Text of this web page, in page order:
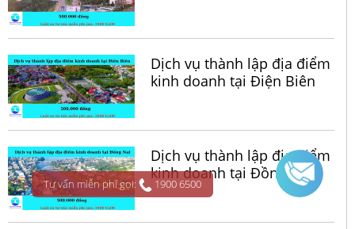
Dịch vụ thành lập địa điểm
kinh doanh tại Điện Biên
Dịch vụ thành lập địa điểm
kinh doanh tại Đồng Nai
Tư vấn miễn phí gọi: 1900 6500